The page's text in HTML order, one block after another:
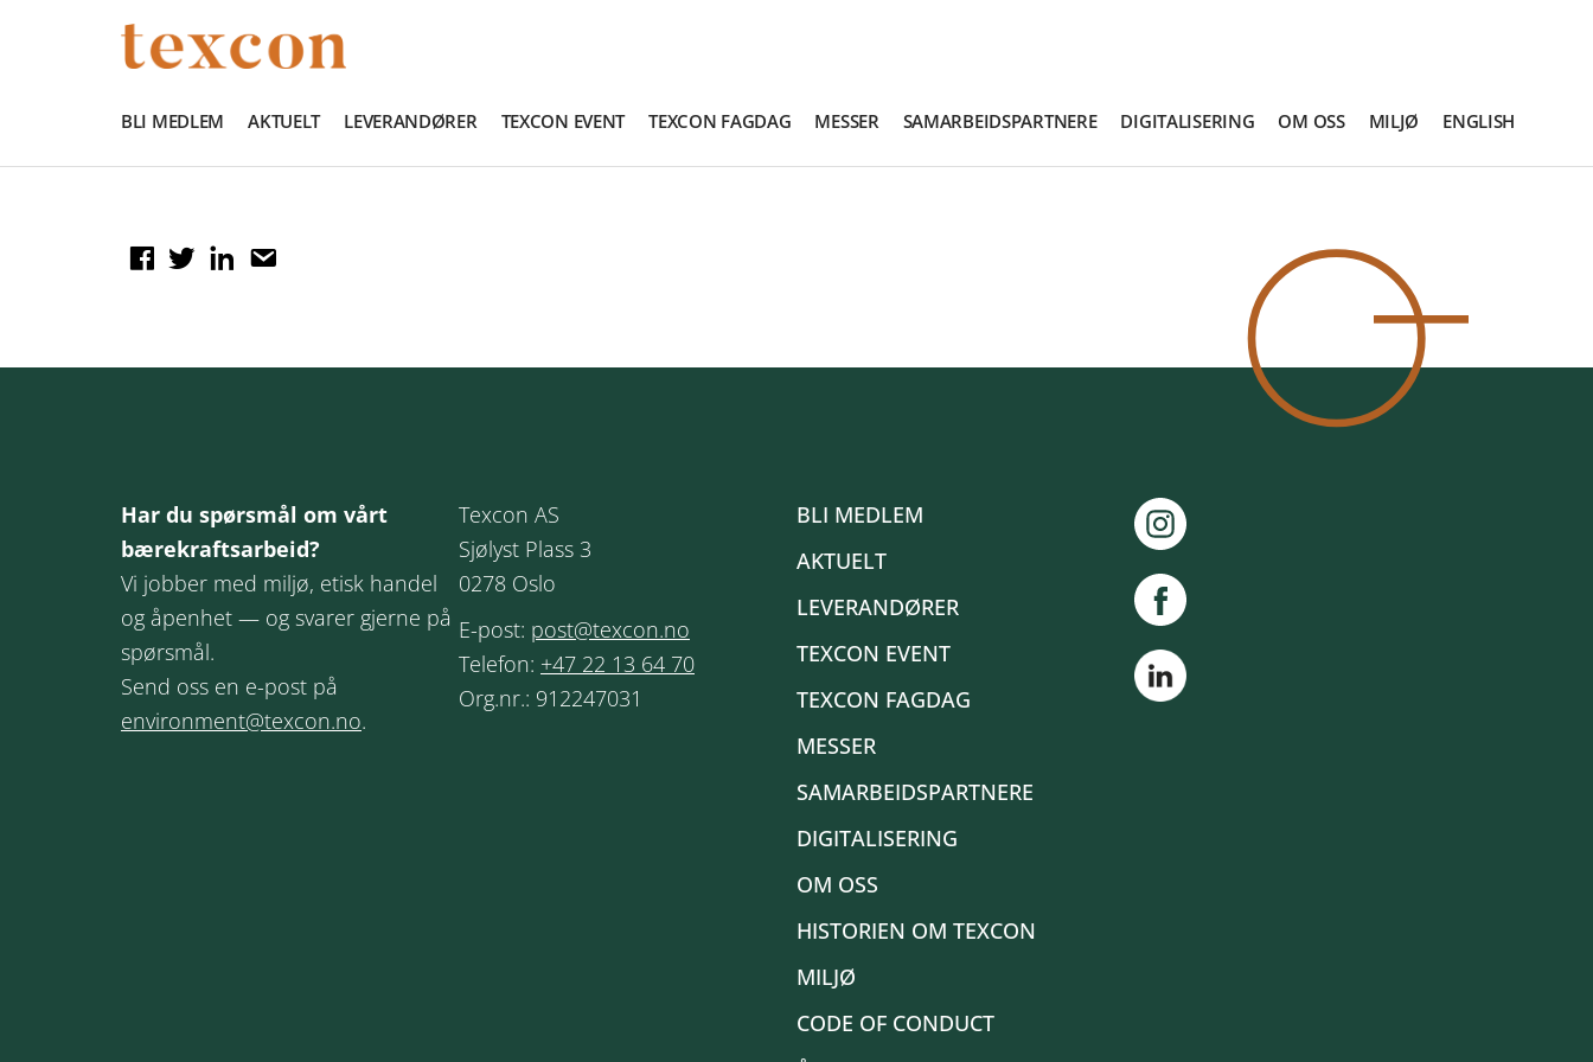
BLI MEDLEM AKTUELT LEVERANDØRER TEXCON EVENT TEXCON FAGDAG MESSER SAMARBEIDSPARTNERE DIGITALISERING OM OSS MILJØ ENGLISH
Har du spørsmål om vårt
bærekraftsarbeid?
Vi jobber med miljø, etisk handel
og åpenhet — og svarer gjerne på
spørsmål.
Send oss en e-post på
environment@texcon.no.
Texcon AS
Sjølyst Plass 3
0278 Oslo
E-post: post@texcon.no
Telefon: +47 22 13 64 70
Org.nr.: 912247031
BLI MEDLEM
AKTUELT
LEVERANDØRER
TEXCON EVENT
TEXCON FAGDAG
MESSER
SAMARBEIDSPARTNERE
DIGITALISERING
OM OSS
HISTORIEN OM TEXCON
MILJØ
CODE OF CONDUCT